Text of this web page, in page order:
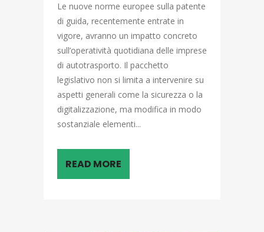
Le nuove norme europee sulla patente
di guida, recentemente entrate in
vigore, avranno un impatto concreto
sull’operatività quotidiana delle imprese
di autotrasporto. Il pacchetto
legislativo non si limita a intervenire su
aspetti generali come la sicurezza o la
digitalizzazione, ma modifica in modo
sostanziale elementi...
READ MORE